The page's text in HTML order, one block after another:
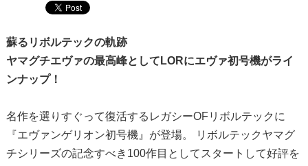
蘇るリボルテックの軌跡
ヤマグチエヴァの最高峰としてLORにエヴァ初号機がライ
ンナップ！
名作を選りすぐって復活するレガシーOFリボルテックに
『エヴァンゲリオン初号機』が登場。 リボルテックヤマグ
チシリーズの記念すべき100作目としてスタートして好評を